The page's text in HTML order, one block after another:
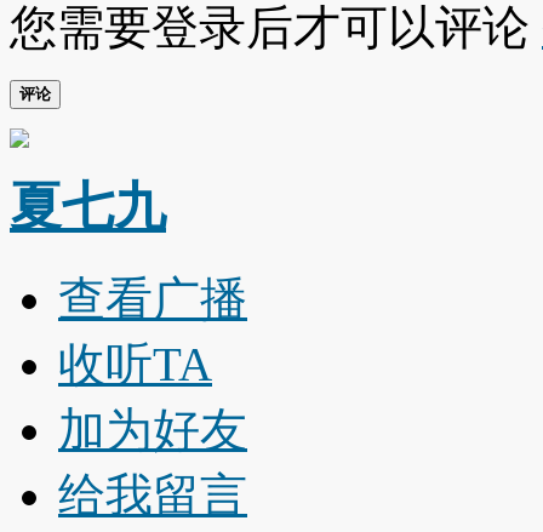
您需要登录后才可以评论
评论
夏七九
查看广播
收听TA
加为好友
给我留言